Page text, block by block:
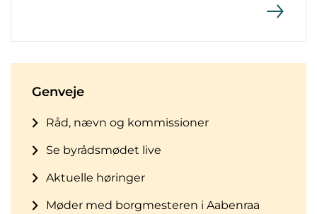
Genveje
Råd, nævn og kommissioner
Se byrådsmødet live
Aktuelle høringer
Møder med borgmesteren i Aabenraa